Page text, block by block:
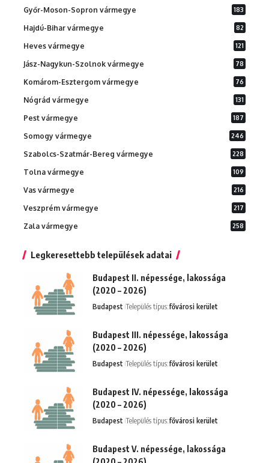
Győr-Moson-Sopron vármegye 183
Hajdú-Bihar vármegye 82
Heves vármegye 121
Jász-Nagykun-Szolnok vármegye 78
Komárom-Esztergom vármegye 76
Nógrád vármegye 131
Pest vármegye 187
Somogy vármegye 246
Szabolcs-Szatmár-Bereg vármegye 228
Tolna vármegye 109
Vas vármegye 216
Veszprém vármegye 217
Zala vármegye 258
Legkeresettebb települések adatai
Budapest II. népessége, lakossága
(2020 – 2026)
Budapest Település típus:fővárosi kerület
Budapest III. népessége, lakossága
(2020 – 2026)
Budapest Település típus:fővárosi kerület
Budapest IV. népessége, lakossága
(2020 – 2026)
Budapest Település típus:fővárosi kerület
Budapest V. népessége, lakossága